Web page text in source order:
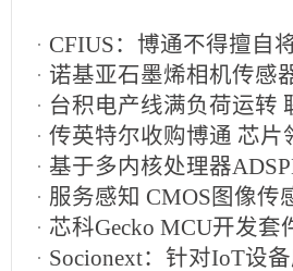
CFIUS：博通不得擅自
诺基亚石墨烯相机传感
台积电产线满负荷运转
传英特尔收购博通 芯片
基于多内核处理器
10-16
服务感知 CMOS图像传
芯科Gecko MCU开发
16 Socionext：针对IoT设